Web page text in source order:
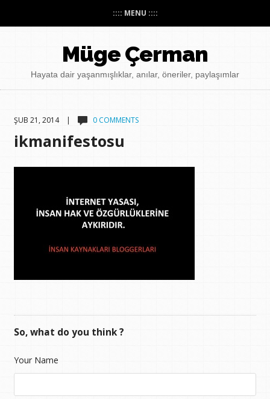
:::: MENU ::::
Müge Çerman
Hayata dair yaşanmışlıklar, anılar, öneriler, paylaşımlar
ŞUB 21, 2014 | 0 COMMENTS
ikmanifestosu
So, what do you think ?
Your Name